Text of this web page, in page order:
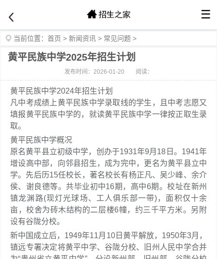
☰
当前位置： 首页 > 新闻资讯 > 常见问题 >
黄平民族中学2025年招生计划
发布时间：2026-01-20 阅读：
黄平民族中学2024年招生计划
凡中考成绩上黄平民族中学录取线的学生，且中考志愿又
填报黄平民族中学的，就读黄平民族中学一律按正取生录
取。
黄平民族中学概况
原名黄平县立初级中学，创办于1931年9月18日。1941年
增设高中部，向邻县招生，成为完中，更名为黄平县立中
学。先后历15任校长，著名校长有杨正凡、吴少峰、余介
侯、谢良德等。共毕业初中16期，高中6期。校址在新州
镇龙渊路(现灯光球场、工人俱乐部一带)，面积仅十余
亩，校舍为砖木结构的二层楼6幢，约三千平方米。另附
设有谷陇分校。
新中国成立后，1949年11月10日黄平解放，1950年3月，
镇远专署决定将黄平中学、谷陇分校、旧州人民中学合并